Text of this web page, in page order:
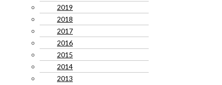
2019
2018
2017
2016
2015
2014
2013